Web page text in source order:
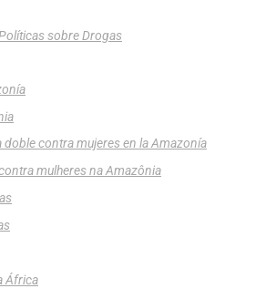
sobre Drogas
contra mujeres en la Amazonía
mulheres na Amazônia
África